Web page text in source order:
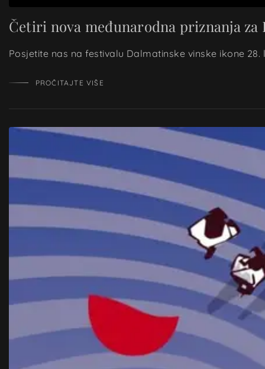
Četiri nova međunarodna priznanja za
Posjetite nas na festivalu Dalmatinske vinske ikone
PROČITAJTE VIŠE